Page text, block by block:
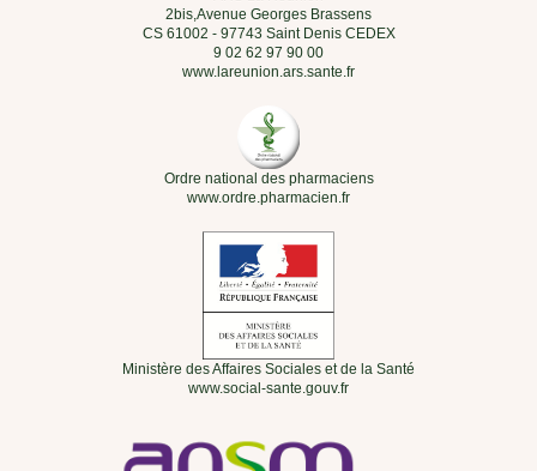
2bis,Avenue Georges Brassens
CS 61002 - 97743 Saint Denis CEDEX
9 02 62 97 90 00
www.lareunion.ars.sante.fr
Ordre national des pharmaciens
www.ordre.pharmacien.fr
Ministère des Affaires Sociales et de la Santé
www.social-sante.gouv.fr